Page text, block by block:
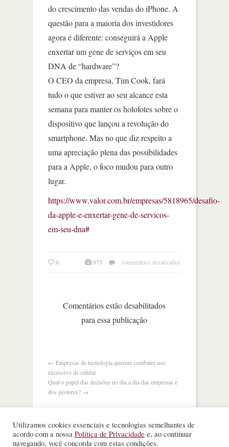
do crescimento das vendas do iPhone. A
questão para a maioria dos investidores
agora é diferente: conseguirá a Apple
enxertar um gene de serviços em seu
DNA de “hardware”?
O CEO da empresa, Tim Cook, fará
tudo o que estiver ao seu alcance esta
semana para manter os holofotes sobre o
dispositivo que lançou a revolução do
smartphone. Mas no que diz respeito a
uma apreciação plena das possibilidades
para a Apple, o foco mudou para outro
lugar.
https://www.valor.com.br/empresas/5818965/desafio-
da-apple-e-enxertar-gene-de-servicos-
em-seu-dna#
0 875 comentários desativados
Comentários estão desabilitados
para essa publicação
← Empresas de tecnologia querem combater uso
excessivo de celular
Qual o papel das decisões no dia a dia das empresas e
dos gestores? →
Utilizamos cookies essenciais e tecnologias semelhantes de
acordo com a nossa Política de Privacidade e, ao continuar
navegando, você concorda com estas condições.